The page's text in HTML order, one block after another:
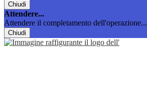
Chiudi
Attendere...
Attendere il completamento dell'operazione...
Chiudi